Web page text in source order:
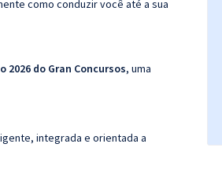
como conduzir você até a sua
2026 do Gran Concursos, uma
integrada e orientada a